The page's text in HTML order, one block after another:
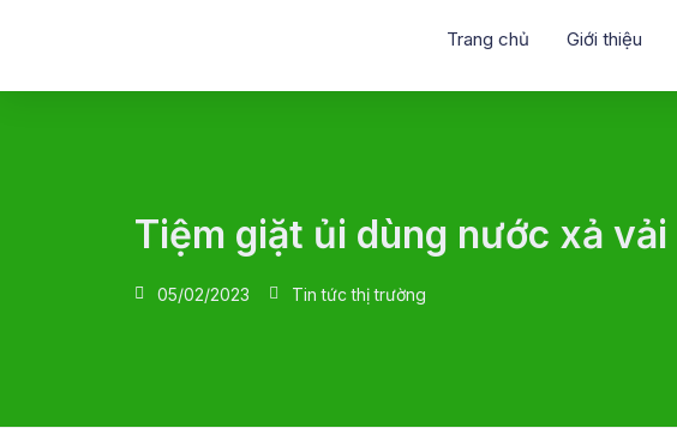
Trang chủ Giới thiệu
Tiệm giặt ủi dùng nước xả
05/02/2023 Tin tức thị trường